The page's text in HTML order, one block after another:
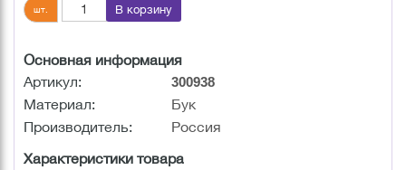
шт. В корзину
Основная информация
Артикул:
300938
Материал:
Бук
Производитель:
Россия
Характеристики товара